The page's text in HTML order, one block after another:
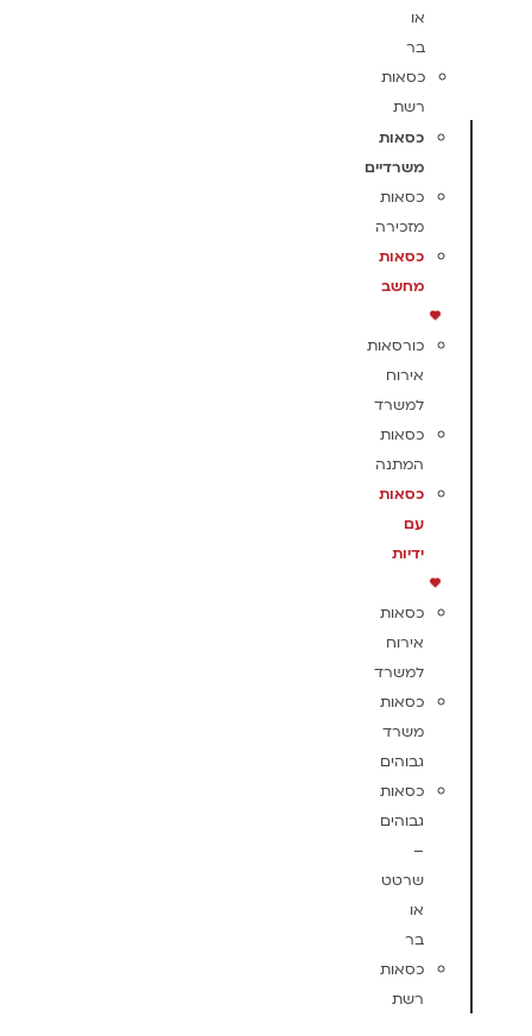
או
בר
כסאות
רשת
כסאות
משרדיים
כסאות
מזכירה
כסאות
מחשב
כורסאות
אירוח
למשרד
כסאות
המתנה
כסאות
עם
ידיות
כסאות
אירוח
למשרד
כסאות
משרד
גבוהים
כסאות
גבוהים
–
שרטט
או
בר
כסאות
רשת